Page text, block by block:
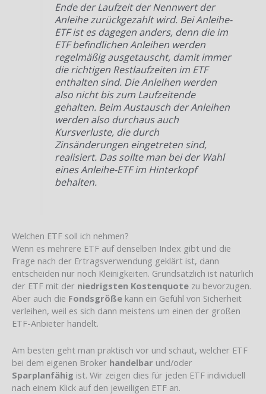
Ende der Laufzeit der Nennwert der
Anleihe zurückgezahlt wird. Bei Anleihe-
ETF ist es dagegen anders, denn die im
ETF befindlichen Anleihen werden
regelmäßig ausgetauscht, damit immer
die richtigen Restlaufzeiten im ETF
enthalten sind. Die Anleihen werden
also nicht bis zum Laufzeitende
gehalten. Beim Austausch der Anleihen
werden also durchaus auch
Kursverluste, die durch
Zinsänderungen eingetreten sind,
realisiert. Das sollte man bei der Wahl
eines Anleihe-ETF im Hinterkopf
behalten.
Welchen ETF soll ich nehmen?
Wenn es mehrere ETF auf denselben Index gibt und die
Frage nach der Ertragsverwendung geklärt ist, dann
entscheiden nur noch Kleinigkeiten. Grundsätzlich ist natürlich
der ETF mit der niedrigsten Kostenquote zu bevorzugen.
Aber auch die Fondsgröße kann ein Gefühl von Sicherheit
verleihen, weil es sich dann meistens um einen der großen
ETF-Anbieter handelt.
Am besten geht man praktisch vor und schaut, welcher ETF
bei dem eigenen Broker handelbar und/oder
Sparplanfähig ist. Wir zeigen dies für jeden ETF individuell
nach einem Klick auf den jeweiligen ETF an.